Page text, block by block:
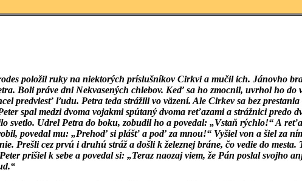
položil ruky na niektorých príslušníkov Cirkvi a mučil ich. Jánovho
Boli práve dni Nekvasených chlebov. Keď sa ho zmocnil, uvrhol ho do
predviesť ľudu. Petra teda strážili vo väzení. Ale Cirkev sa bez
spal medzi dvoma vojakmi spútaný dvoma reťazami a strážnici predo
svetlo. Udrel Petra do boku, zobudil ho a povedal: „Vstaň rýchlo!“ A
povedal mu: „Prehoď si plášť a poď za mnou!“ Vyšiel von a šiel za
Prešli cez prvú i druhú stráž a došli k železnej bráne, čo vedie do
prišiel k sebe a povedal si: „Teraz naozaj viem, že Pán poslal svojho